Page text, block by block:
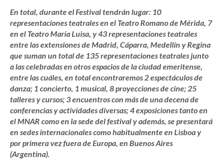
En total, durante el Festival tendrán lugar: 10
representaciones teatrales en el Teatro Romano de Mérida, 7
en el Teatro María Luisa, y 43 representaciones teatrales
entre las extensiones de Madrid, Cáparra, Medellín y Regina
que suman un total de 135 representaciones teatrales junto
a las celebradas en otros espacios de la ciudad emeritense,
entre las cuáles, en total encontraremos 2 espectáculos de
danza; 1 concierto, 1 musical, 8 proyecciones de cine; 25
talleres y cursos; 3 encuentros con más de una decena de
conferencias y actividades diversas; 4 exposiciones tanto en
el MNAR como en la sede del festival y además, se presentará
en sedes internacionales como habitualmente en Lisboa y
por primera vez fuera de Europa, en Buenos Aires
(Argentina).